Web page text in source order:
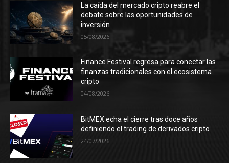
La caída del mercado cripto reabre el
debate sobre las oportunidades de
inversión
05/08/2026
Finance Festival regresa para conectar las
finanzas tradicionales con el ecosistema
cripto
04/08/2026
BitMEX echa el cierre tras doce años
definiendo el trading de derivados cripto
24/07/2026